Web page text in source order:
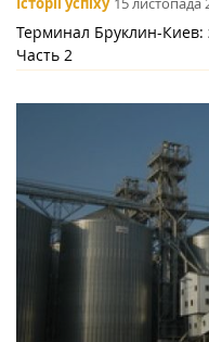
Терминал Бруклин-Киев:
Часть 2